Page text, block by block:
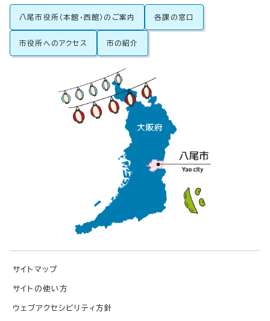
八尾市役所（本館・西館）のご案内 各課の窓口
市役所へのアクセス 市の紹介
サイトマップ
サイトの使い方
ウェブアクセシビリティ方針